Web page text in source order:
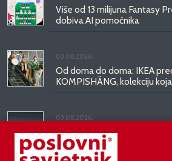
Više od 13 milijuna Fantasy
dobiva AI pomoćnika
03.08.2026.
Od doma do doma: IKEA
KOMPISHÄNG, kolekciju
03.08.2026.
Kineski BYD predstavio
Mercedesove S-klase,
kilometara